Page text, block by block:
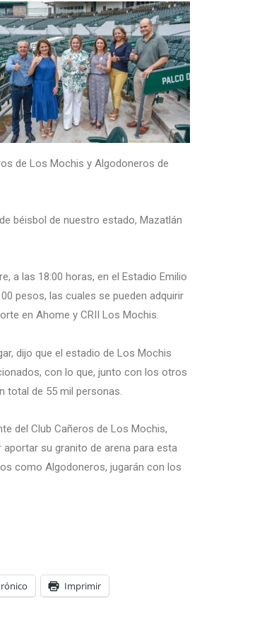
de Los Mochis y Algodoneros de
béisbol de nuestro estado, Mazatlán
a las 18:00 horas, en el Estadio Emilio
pesos, las cuales se pueden adquirir
en Ahome y CRII Los Mochis.
dijo que el estadio de Los Mochis
con lo que, junto con los otros
total de 55 mil personas.
del Club Cañeros de Los Mochis,
su granito de arena para esta
como Algodoneros, jugarán con los
Imprimir